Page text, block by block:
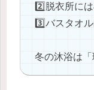
2️⃣脱衣所に
3️⃣バスタオ
冬の沐浴は